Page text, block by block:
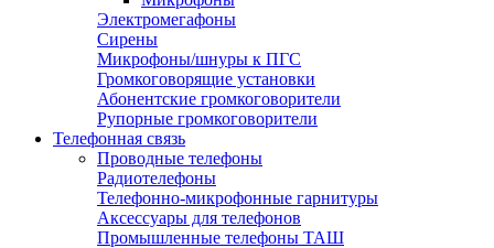
Электромегафоны
Сирены
Микрофоны/шнуры к ПГС
Громкоговорящие установки
Абонентские громкоговорители
Рупорные громкоговорители
Телефонная связь
Проводные телефоны
Радиотелефоны
Телефонно-микрофонные гарнитуры
Аксессуары для телефонов
Промышленные телефоны ТАШ